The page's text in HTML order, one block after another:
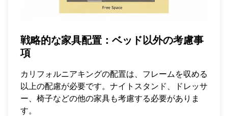
戦略的な家具配置：ベッド以外の考慮事
項
カリフォルニアキングの配置は、フレームを収める
以上の配慮が必要です。ナイトスタンド、ドレッサ
ー、椅子などの他の家具も考慮する必要がありま
す。